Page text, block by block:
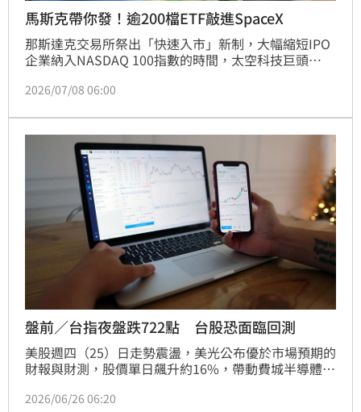
馬斯克帶你發！逾200檔ETF敲進SpaceX
那斯達克交易所祭出「快速入市」新制，大幅縮短IPO
企業納入NASDAQ 100指數的時間，太空科技巨頭
200檔追蹤該指數的ETF被迫調整持股，龐大的被動式
未來AI獨角獸如OpenAI等也有望受惠此機制快速納入
指數。投資人可透過中信NASDAQ（009800）等相關
美股ETF，即時布局太空經濟與新世代AI紅利，輕鬆參
與科技巨頭成長盛宴。專家建議，面對波動市場，透過
定期定額策略長期布局，是掌握這波科技與太空產業爆
發成長的最佳敲門磚。
2026/07/08 06:00
盤前／台指夜盤跌722點 台股恐面臨回測
美股週四（25）日走勢震盪，美光公布優於市場預期的
財報與財測，股價單日飆升約16%，帶動費城半導體指
到蘋果重挫逾6%、微軟下跌3.46%等大型權值股拖
2026/06/26 06:20